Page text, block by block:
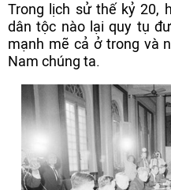
Trong lịch sử thế kỷ 20,
dân tộc nào lại quy tụ
mạnh mẽ cả ở trong và
Nam chúng ta.